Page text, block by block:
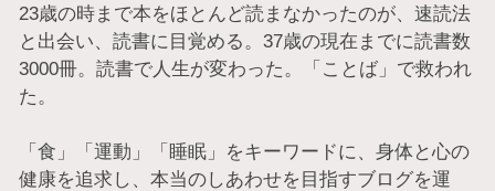
23歳の時まで本をほとんど読まなかったのが、速読法
と出会い、読書に目覚める。37歳の現在までに読書数
3000冊。読書で人生が変わった。「ことば」で救われ
た。
「食」「運動」「睡眠」をキーワードに、身体と心の
健康を追求し、本当のしあわせを目指すブログを運